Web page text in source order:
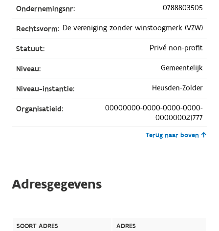
Ondernemingsnr: 0788803505
Rechtsvorm: De vereniging zonder winstoogmerk (VZW)
Statuut: Privé non-profit
Niveau: Gemeentelijk
Niveau-instantie: Heusden-Zolder
Organisatieid:
00000000-0000-0000-0000-
000000021777
Terug naar boven
Adresgegevens
SOORT ADRES ADRES